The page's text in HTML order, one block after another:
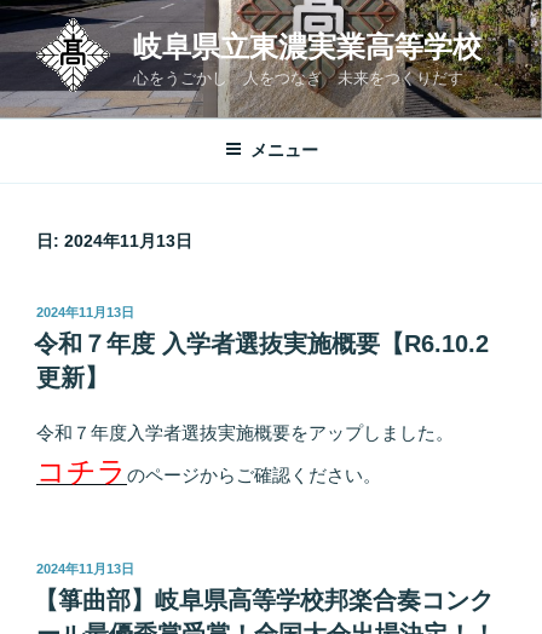
コ
ン
ス
岐阜県立東濃実業高等学校
心をうごかし 人をつなぎ 未来をつくりだす
メニュー
日: 2024年11月13日
投
稿
日:
2024年11月13日
令和７年度 入学者選抜実施概要【R6.10.2
更新】
令和７年度入学者選抜実施概要をアップしました。
コチラ のページからご確認ください。
投
日:
2024年11月13日
【箏曲部】岐阜県高等学校邦楽合奏コンク